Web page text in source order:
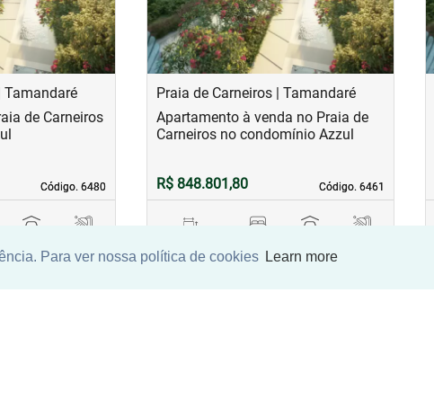
Para ver nossa política de cookies Learn more
Tamandaré
Código. 6480
Código. 6480
de Carneiros
Vaga(s)
banho(s)
Praia de Carneiros | Tamandaré
Código. 6461
Código. 6461
Apartamento à venda no Praia de
Carneiros no condomínio Azzul
R$ 848.801,80
Área principal
quarto(s)
Vaga(s)